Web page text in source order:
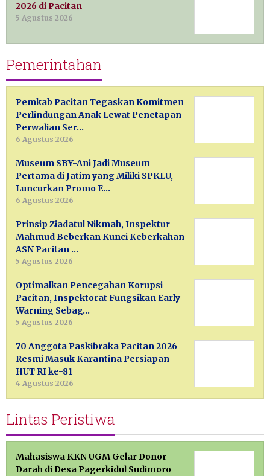
2026 di Pacitan
5 Agustus 2026
Pemerintahan
Pemkab Pacitan Tegaskan Komitmen
Perlindungan Anak Lewat Penetapan
Perwalian Ser…
6 Agustus 2026
Museum SBY-Ani Jadi Museum
Pertama di Jatim yang Miliki SPKLU,
Luncurkan Promo E…
6 Agustus 2026
Prinsip Ziadatul Nikmah, Inspektur
Mahmud Beberkan Kunci Keberkahan
ASN Pacitan …
5 Agustus 2026
Optimalkan Pencegahan Korupsi
Pacitan, Inspektorat Fungsikan Early
Warning Sebag…
5 Agustus 2026
70 Anggota Paskibraka Pacitan 2026
Resmi Masuk Karantina Persiapan
HUT RI ke-81
4 Agustus 2026
Lintas Peristiwa
Mahasiswa KKN UGM Gelar Donor
Darah di Desa Pagerkidul Sudimoro